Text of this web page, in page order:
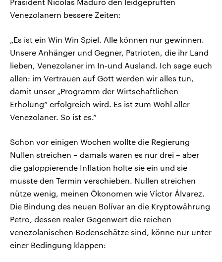
Präsident Nicolas Maduro den leidgeprüften
Venezolanern bessere Zeiten:
„Es ist ein Win Win Spiel. Alle können nur gewinnen.
Unsere Anhänger und Gegner, Patrioten, die ihr Land
lieben, Venezolaner im In-und Ausland. Ich sage euch
allen: im Vertrauen auf Gott werden wir alles tun,
damit unser „Programm der Wirtschaftlichen
Erholung“ erfolgreich wird. Es ist zum Wohl aller
Venezolaner. So ist es.“
Schon vor einigen Wochen wollte die Regierung
Nullen streichen – damals waren es nur drei – aber
die galoppierende Inflation holte sie ein und sie
musste den Termin verschieben. Nullen streichen
nütze wenig, meinen Ökonomen wie Víctor Álvarez.
Die Bindung des neuen Bolívar an die Kryptowährung
Petro, dessen realer Gegenwert die reichen
venezolanischen Bodenschätze sind, könne nur unter
einer Bedingung klappen: